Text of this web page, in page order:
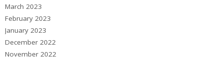
March 2023
February 2023
January 2023
December 2022
November 2022